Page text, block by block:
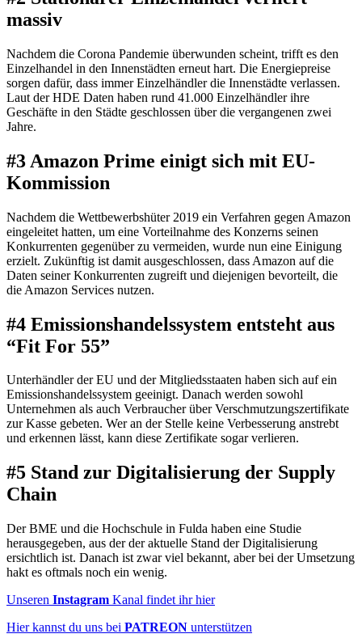
massiv
Nachdem die Corona Pandemie überwunden scheint, trifft es den
Einzelhandel in den Innenstädten erneut hart. Die Energiepreise
sorgen dafür, dass immer Einzelhändler die Innenstädte verlassen.
Laut der HDE Daten haben rund 41.000 Einzelhändler ihre
Geschäfte in den Städte geschlossen über die vergangenen zwei
Jahre.
#3 Amazon Prime einigt sich mit EU-
Kommission
Nachdem die Wettbewerbshüter 2019 ein Verfahren gegen Amazon
eingeleitet hatten, um eine Vorteilnahme des Konzerns seinen
Konkurrenten gegenüber zu vermeiden, wurde nun eine Einigung
erzielt. Zukünftig ist damit ausgeschlossen, dass Amazon auf die
Daten seiner Konkurrenten zugreift und diejenigen bevorteilt, die
die Amazon Services nutzen.
#4 Emissionshandelssystem entsteht aus
“Fit For 55”
Unterhändler der EU und der Mitgliedsstaaten haben sich auf ein
Emissionshandelssystem geeinigt. Danach werden sowohl
Unternehmen als auch Verbraucher über Verschmutzungszertifikate
zur Kasse gebeten. Wer an der Stelle keine Verbesserung anstrebt
und erkennen lässt, kann diese Zertifikate sogar verlieren.
#5 Stand zur Digitalisierung der Supply
Chain
Der BME und die Hochschule in Fulda haben eine Studie
herausgegeben, aus der der aktuelle Stand der Digitalisierung
ersichtlich ist. Danach ist zwar viel bekannt, aber bei der Umsetzung
hakt es oftmals noch ein wenig.
Unseren Instagram Kanal findet ihr hier
Hier kannst du uns bei PATREON unterstützen